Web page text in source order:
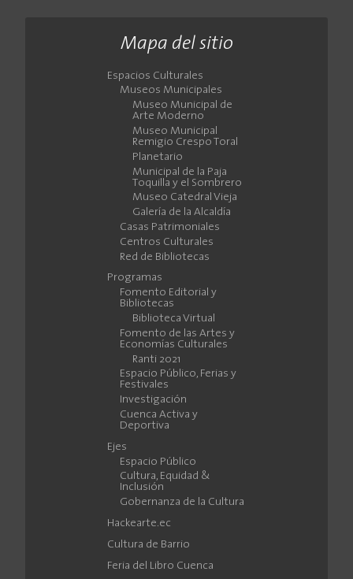
Mapa del sitio
Espacios Culturales
Museos Municipales
Museo Municipal de
Arte Moderno
Museo Municipal
Remigio Crespo Toral
Planetario
Municipal de la Paja
Toquilla y el Sombrero
Museo Catedral Vieja
Galería de la Alcaldía
Casas Patrimoniales
Centros Culturales
Red de Bibliotecas
Programas
Fomento Editorial y
Bibliotecas
Biblioteca Virtual
Fomento de las Artes y
Economías Culturales
Ranti 2021
Espacio Público, Ferias y
Festivales
Investigación
Cuenca Activa y
Deportiva
Ejes
Espacio Público
Cultura, Equidad &
Inclusión
Gobernanza de la Cultura
Hackearte.ec
Cultura de Barrio
Feria del Libro Cuenca